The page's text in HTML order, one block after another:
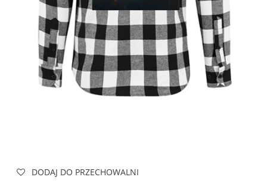
DODAJ DO PRZECHOWALNI